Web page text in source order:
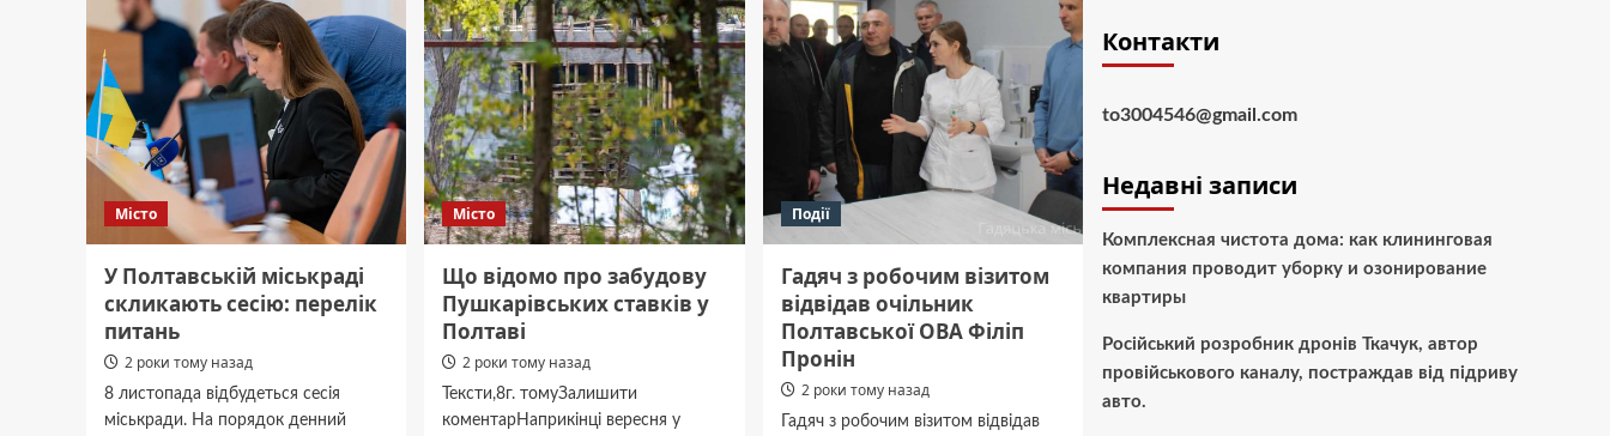
Місто
У Полтавській міськраді
скликають сесію: перелік
питань
2 роки тому назад
8 листопада відбудеться сесія
міськради. На порядок денний
Місто
Що відомо про забудову
Пушкарівських ставків у
Полтаві
2 роки тому назад
Тексти,8г. томуЗалишити
коментарНаприкінці вересня у
Події
Гадяч з робочим візитом
відвідав очільник
Полтавської ОВА Філіп
Пронін
2 роки тому назад
Гадяч з робочим візитом відвідав
Контакти
to3004546@gmail.com
Недавні записи
Комплексная чистота дома: как клининговая
компания проводит уборку и озонирование
квартиры
Російський розробник дронів Ткачук, автор
провійськового каналу, постраждав від підриву
авто.